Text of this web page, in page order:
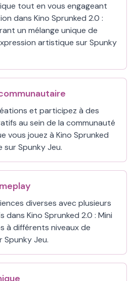
tout en vous engageant
dans Kino Sprunked 2.0 :
un mélange unique de
artistique sur Spunky
et participez à des
au sein de la communauté
vous jouez à Kino Sprunked
sur Spunky Jeu.
diverses avec plusieurs
dans Kino Sprunked 2.0 : Mini
à différents niveaux de
Jeu.